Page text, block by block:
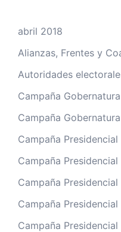
abril 2018
Alianzas, Frentes y
Autoridades
Campaña
Campaña
Campaña Presidencial
Campaña Presidencial
Campaña Presidencial
Campaña Presidencial
Campaña Presidencial